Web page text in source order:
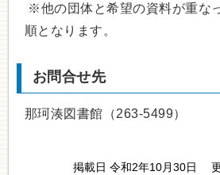
※他の団体と希望の資料が重な
順となります。
お問合せ先
那珂湊図書館（263-5499）
掲載日 令和2年10月30日